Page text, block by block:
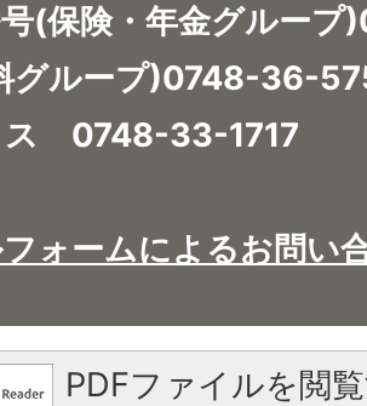
号(保険・年金グルー
グループ)0748-36-
ス 0748-33-1717
ォームによるお問い
PDFファイルを閲